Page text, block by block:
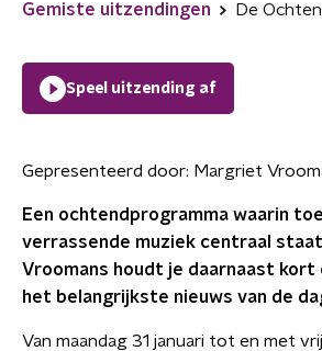
Gemiste uitzendingen De
Speel uitzending af
Gepresenteerd door: Margriet
Een ochtendprogramma waarin
verrassende muziek centraal
Vroomans houdt je daarnaast kort
het belangrijkste nieuws van de
Van maandag 31 januari tot en met